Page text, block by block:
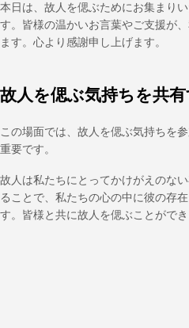
本日は、故人を偲ぶためにお集まり
す。皆様の温かいお言葉やご支援が
ます。心より感謝申し上げます。
故人を偲ぶ気持ちを共
この場面では、故人を偲ぶ気持ちを
重要です。
故人は私たちにとってかけがえのな
ることで、私たちの心の中に彼の存
す。皆様と共に故人を偲ぶことがで